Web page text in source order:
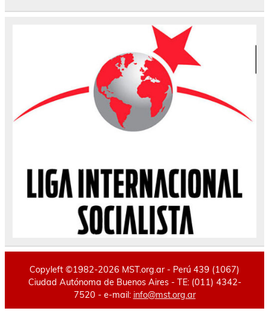
Copyleft ©1982-2026 MST.org.ar - Perú 439 (1067)
Ciudad Autónoma de Buenos Aires - TE: (011) 4342-
7520 - e-mail: info@mst.org.ar